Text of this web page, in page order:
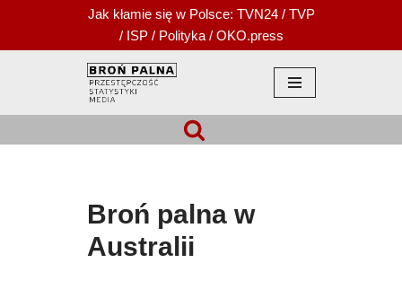
Przejdź
Jak kłamie się w Polsce: TVN24/ TVP
/ ISP/ Polityka/ OKO.press
Broń palna w
Australii